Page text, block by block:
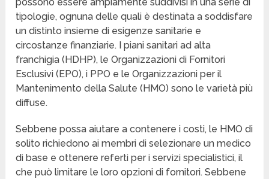
tipologie, ognuna delle quali è destinata a soddisfare
un distinto insieme di esigenze sanitarie e
circostanze finanziarie. I piani sanitari ad alta
franchigia (HDHP), le Organizzazioni di Fornitori
Esclusivi (EPO), i PPO e le Organizzazioni per il
Mantenimento della Salute (HMO) sono le varietà più
diffuse.
Sebbene possa aiutare a contenere i costi, le HMO di
solito richiedono ai membri di selezionare un medico
di base e ottenere referti per i servizi specialistici, il
che può limitare le loro opzioni di fornitori. Sebbene